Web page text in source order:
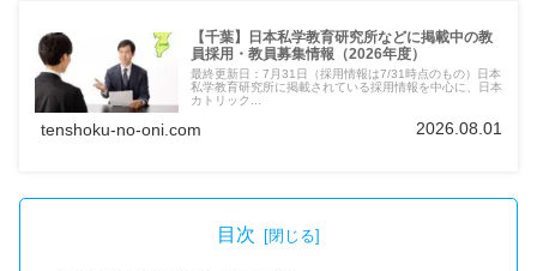
【千葉】日本私学教育研究所などに掲載中の教
員採用・教員募集情報（2026年度）
最終更新日：7月31日（採用情報は7/31時点のもの）日本
私学教育研究所に掲載されている採用情報を中心に、日本
カトリック...
tenshoku-no-oni.com 2026.08.01
目次